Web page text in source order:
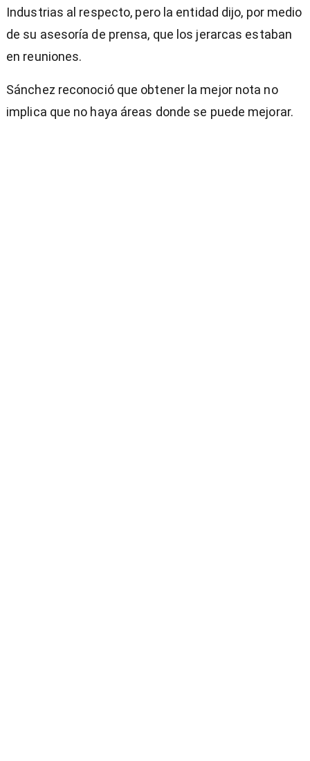
Industrias al respecto, pero la entidad dijo, por medio
de su asesoría de prensa, que los jerarcas estaban
en reuniones.
Sánchez reconoció que obtener la mejor nota no
implica que no haya áreas donde se puede mejorar.